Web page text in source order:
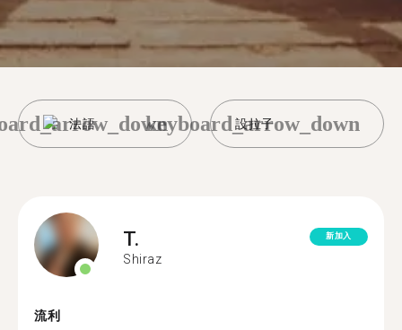
法語 設拉子
keyboard_arrow_down
T.
Shiraz
新加入
流利